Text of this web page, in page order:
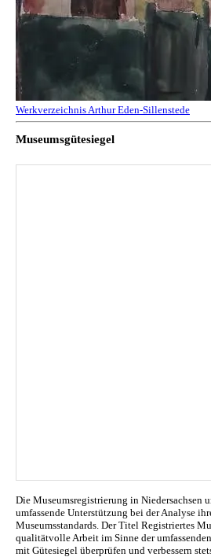
Werkverzeichnis Arthur Eden-Sillenstede
Museumsgütesiegel
Die Museumsregistrierung in Niedersachsen
umfassende Unterstützung bei der Analyse
Museumsstandards. Der Titel Registriertes
qualitätvolle Arbeit im Sinne der
mit Gütesiegel überprüfen und verbessern